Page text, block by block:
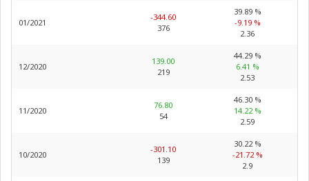
01/2021
-344.60
376
39.89 %
-9.19 %
2.36
12/2020
139.00
219
44.29 %
6.41 %
2.53
11/2020
76.80
54
46.30 %
14.22 %
2.59
10/2020
-301.10
139
30.22 %
-21.72 %
2.9